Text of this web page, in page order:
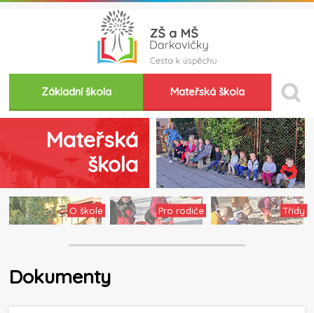
Základní škola Mateřská škola
Mateřská
škola
O škole Pro rodiče Třídy
Dokumenty